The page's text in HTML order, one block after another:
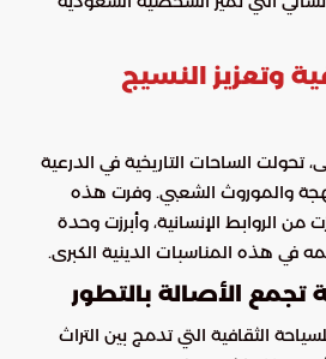
وتعزيز النسيج
تحولت الساحات التاريخية في الدرعية
والموروث الشعبي. وفرت هذه
من الروابط الإنسانية، وأبرزت وحدة
في هذه المناسبات الدينية الكبرى.
تجمع الأصالة بالتطور
الثقافية التي تدمج بين التراث